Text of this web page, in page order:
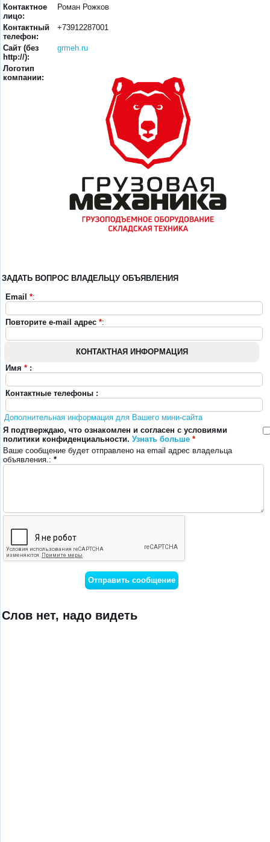
Контактное
лицо:
Роман Рожков
Контактный
телефон:
+73912287001
Сайт (без
http://):
grmeh.ru
Логотип
компании:
ЗАДАТЬ ВОПРОС ВЛАДЕЛЬЦУ ОБЪЯВЛЕНИЯ
Email *:
Повторите e-mail адрес *:
КОНТАКТНАЯ ИНФОРМАЦИЯ
Имя * :
Контактные телефоны :
Дополнительная информация для Вашего мини-сайта
Я подтверждаю, что ознакомлен и согласен с условиями
политики конфиденциальности. Узнать больше *
Ваше сообщение будет отправлено на email адрес владельца
объявления.: *
Слов нет, надо видеть